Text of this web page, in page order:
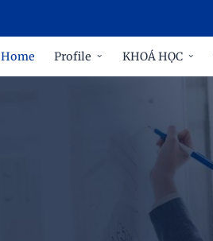
Home Profile KHOÁ HỌC